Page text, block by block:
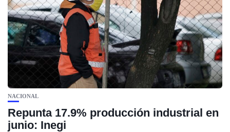
NACIONAL
Repunta 17.9% producción industrial en
junio: Inegi